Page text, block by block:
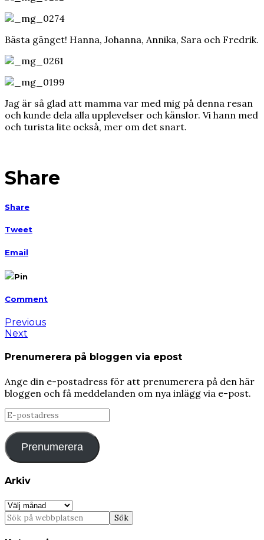
Bästa gänget! Hanna, Johanna, Annika, Sara och Fredrik.
Jag är så glad att mamma var med mig på denna resan
och kunde dela alla upplevelser och känslor. Vi hann med
och turista lite också, mer om det snart.
Share
Share
Tweet
Email
Pin
Comment
Previous
Next
Prenumerera på bloggen via epost
Ange din e-postadress för att prenumerera på den här
bloggen och få meddelanden om nya inlägg via e-post.
E-
postadress
Prenumerera
Arkiv
Arkiv